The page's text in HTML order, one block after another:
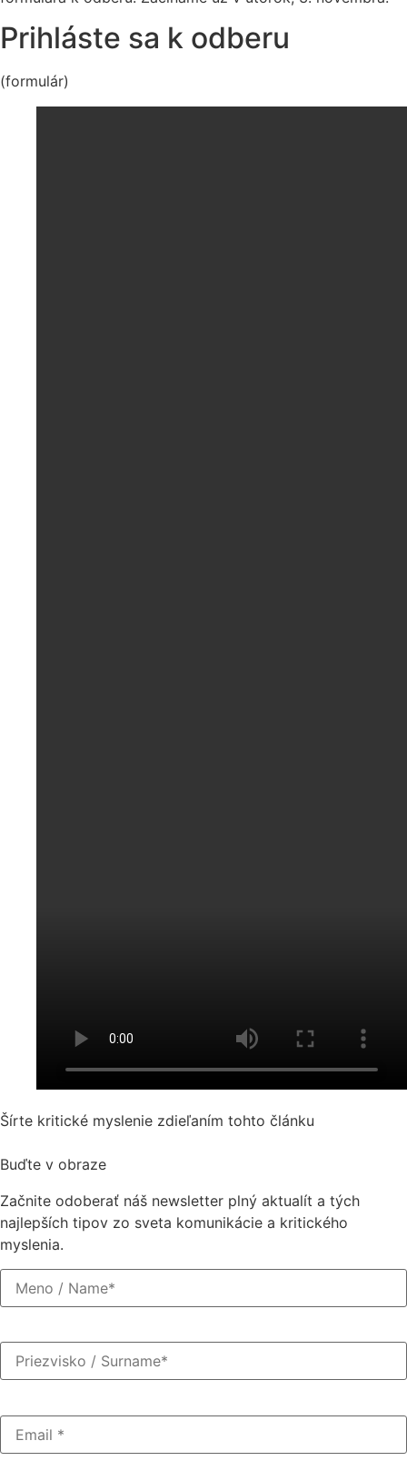
Prihláste sa k odberu
(formulár)
Šírte kritické myslenie zdieľaním tohto článku
Buďte v obraze
Začnite odoberať náš newsletter plný aktualít a tých
najlepších tipov zo sveta komunikácie a kritického
myslenia.